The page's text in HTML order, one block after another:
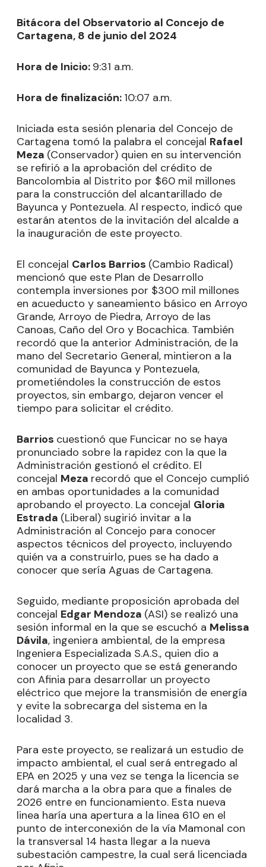
Bitácora del Observatorio al Concejo de
Cartagena, 8 de junio del 2024
Hora de Inicio: 9:31 a.m.
Hora de finalización: 10:07 a.m.
Iniciada esta sesión plenaria del Concejo de
Cartagena tomó la palabra el concejal Rafael
Meza (Conservador) quien en su intervención
se refirió a la aprobación del crédito de
Bancolombia al Distrito por $60 mil millones
para la construcción del alcantarillado de
Bayunca y Pontezuela. Al respecto, indicó que
estarán atentos de la invitación del alcalde a
la inauguración de este proyecto.
El concejal Carlos Barrios (Cambio Radical)
mencionó que este Plan de Desarrollo
contempla inversiones por $300 mil millones
en acueducto y saneamiento básico en Arroyo
Grande, Arroyo de Piedra, Arroyo de las
Canoas, Caño del Oro y Bocachica. También
recordó que la anterior Administración, de la
mano del Secretario General, mintieron a la
comunidad de Bayunca y Pontezuela,
prometiéndoles la construcción de estos
proyectos, sin embargo, dejaron vencer el
tiempo para solicitar el crédito.
Barrios cuestionó que Funcicar no se haya
pronunciado sobre la rapidez con la que la
Administración gestionó el crédito. El
concejal Meza recordó que el Concejo cumplió
en ambas oportunidades a la comunidad
aprobando el proyecto. La concejal Gloria
Estrada (Liberal) sugirió invitar a la
Administración al Concejo para conocer
aspectos técnicos del proyecto, incluyendo
quién va a construirlo, pues se ha dado a
conocer que sería Aguas de Cartagena.
Seguido, mediante proposición aprobada del
concejal Edgar Mendoza (ASI) se realizó una
sesión informal en la que se escuchó a Melissa
Dávila, ingeniera ambiental, de la empresa
Ingeniera Especializada S.A.S., quien dio a
conocer un proyecto que se está generando
con Afinia para desarrollar un proyecto
eléctrico que mejore la transmisión de energía
y evite la sobrecarga del sistema en la
localidad 3.
Para este proyecto, se realizará un estudio de
impacto ambiental, el cual será entregado al
EPA en 2025 y una vez se tenga la licencia se
dará marcha a la obra para que a finales de
2026 entre en funcionamiento. Esta nueva
linea haría una apertura a la linea 610 en el
punto de interconexión de la vía Mamonal con
la transversal 14 hasta llegar a la nueva
subestación campestre, la cual será licenciada